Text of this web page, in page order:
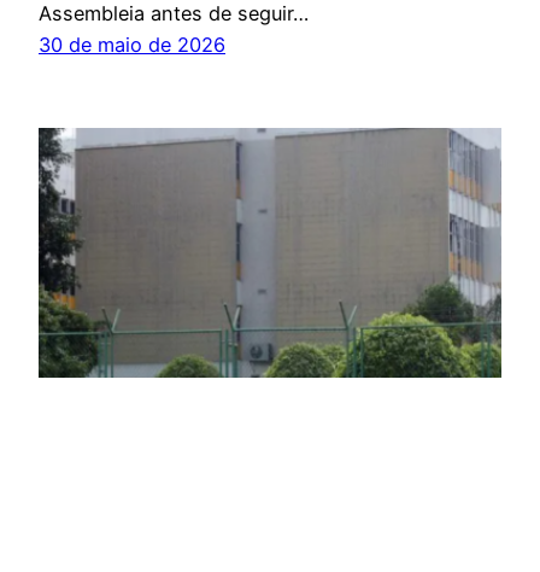
Assembleia antes de seguir…
30 de maio de 2026